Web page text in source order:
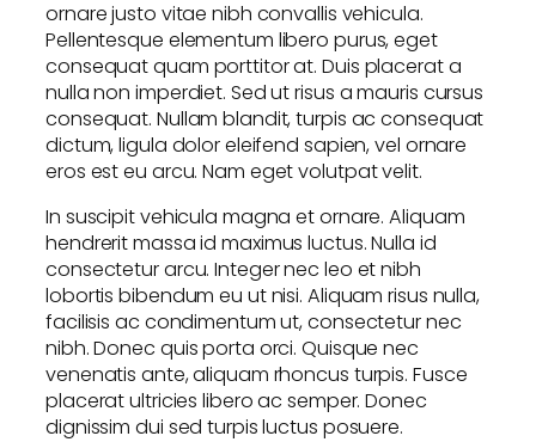
ornare justo vitae nibh convallis vehicula.
Pellentesque elementum libero purus, eget
consequat quam porttitor at. Duis placerat a
nulla non imperdiet. Sed ut risus a mauris cursus
consequat. Nullam blandit, turpis ac consequat
dictum, ligula dolor eleifend sapien, vel ornare
eros est eu arcu. Nam eget volutpat velit.
In suscipit vehicula magna et ornare. Aliquam
hendrerit massa id maximus luctus. Nulla id
consectetur arcu. Integer nec leo et nibh
lobortis bibendum eu ut nisi. Aliquam risus nulla,
facilisis ac condimentum ut, consectetur nec
nibh. Donec quis porta orci. Quisque nec
venenatis ante, aliquam rhoncus turpis. Fusce
placerat ultricies libero ac semper. Donec
dignissim dui sed turpis luctus posuere.